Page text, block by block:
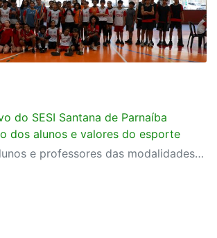
do SESI Santana de Parnaíba
dos alunos e valores do esporte
Evento reuniu alunos e professores das modalidades de voleibol e natação em uma demonstração de aprendizado, dedicação e espírito esportivo